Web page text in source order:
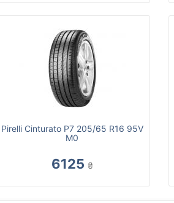
Pirelli Cinturato P7 205/65 R16 95V
M0
6125 ₴